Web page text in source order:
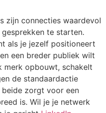
zijn connecties waardevol
te starten.
als je jezelf positioneert
een breder publiek wilt
merk opbouwt, schakelt
de standaardactie
zorgt voor een
is. Wil je je netwerk